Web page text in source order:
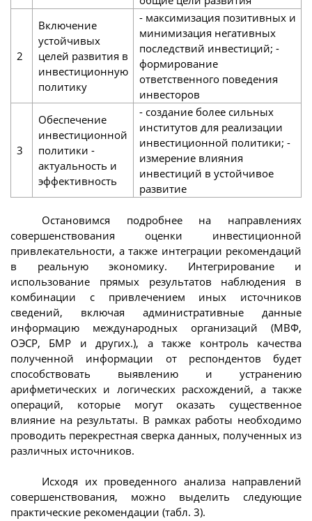
2
Включение
устойчивых
целей развития в
инвестиционную
политику
- максимизация позитивных и
минимизация негативных
последствий инвестиций; -
формирование
ответственного поведения
инвесторов
3
Обеспечение
инвестиционной
политики -
актуальность и
эффективность
- создание более сильных
институтов для реализации
инвестиционной политики; -
измерение влияния
инвестиций в устойчивое
развитие
Остановимся подробнее на направлениях
совершенствования оценки инвестиционной
привлекательности, а также интеграции рекомендаций
в реальную экономику. Интегрирование и
использование прямых результатов наблюдения в
комбинации с привлечением иных источников
сведений, включая административные данные
информацию международных организаций (МВФ,
ОЭСР, БМР и других.), а также контроль качества
полученной информации от респондентов будет
способствовать выявлению и устранению
арифметических и логических расхождений, а также
операций, которые могут оказать существенное
влияние на результаты. В рамках работы необходимо
проводить перекрестная сверка данных, полученных из
различных источников.
Исходя их проведенного анализа направлений
совершенствования, можно выделить следующие
практические рекомендации (табл. 3).